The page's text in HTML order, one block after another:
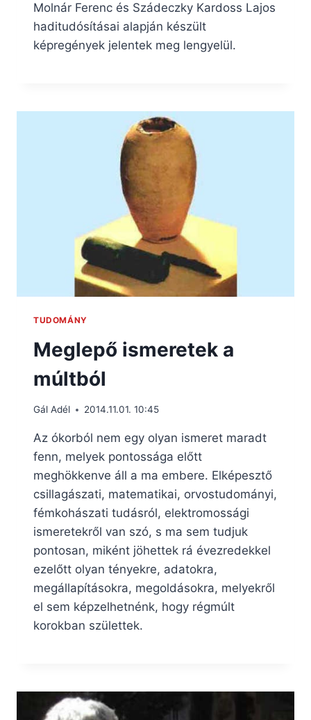
Molnár Ferenc és Szádeczky Kardoss Lajos
haditudósításai alapján készült
képregények jelentek meg lengyelül.
TUDOMÁNY
Meglepő ismeretek a
múltból
Gál Adél 2014.11.01. 10:45
Az ókorból nem egy olyan ismeret maradt
fenn, melyek pontossága előtt
meghökkenve áll a ma embere. Elképesztő
csillagászati, matematikai, orvostudományi,
fémkohászati tudásról, elektromossági
ismeretekről van szó, s ma sem tudjuk
pontosan, miként jöhettek rá évezredekkel
ezelőtt olyan tényekre, adatokra,
megállapításokra, megoldásokra, melyekről
el sem képzelhetnénk, hogy régmúlt
korokban születtek.